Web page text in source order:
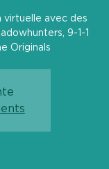
virtuelle avec des
9-1-1
Originals